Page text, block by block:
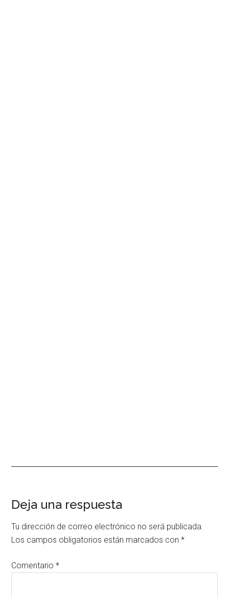
Interacciones
con
los
lectores
Deja una respuesta
Tu dirección de correo electrónico no será publicada.
Los campos obligatorios están marcados con*
Comentario*